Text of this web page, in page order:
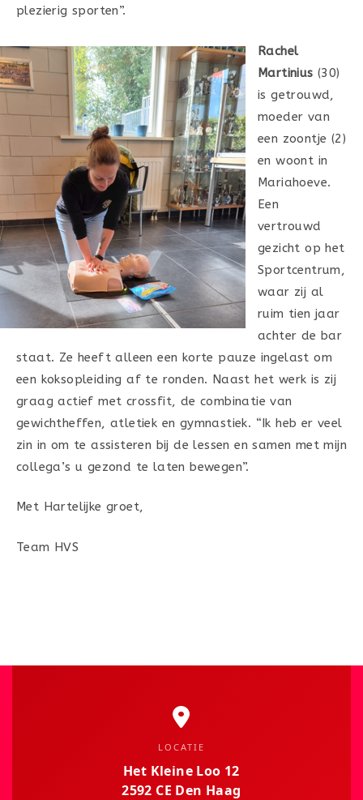
plezierig sporten”.
Rachel
Martinius (30)
is getrouwd,
moeder van
een zoontje (2)
en woont in
Mariahoeve.
Een
vertrouwd
gezicht op het
Sportcentrum,
waar zij al
ruim tien jaar
achter de bar
staat. Ze heeft alleen een korte pauze ingelast om
een koksopleiding af te ronden. Naast het werk is zij
graag actief met crossfit, de combinatie van
gewichtheffen, atletiek en gymnastiek. “Ik heb er veel
zin in om te assisteren bij de lessen en samen met mijn
collega’s u gezond te laten bewegen”.
Met Hartelijke groet,
Team HVS
LOCATIE
Het Kleine Loo 12
2592 CE Den Haag